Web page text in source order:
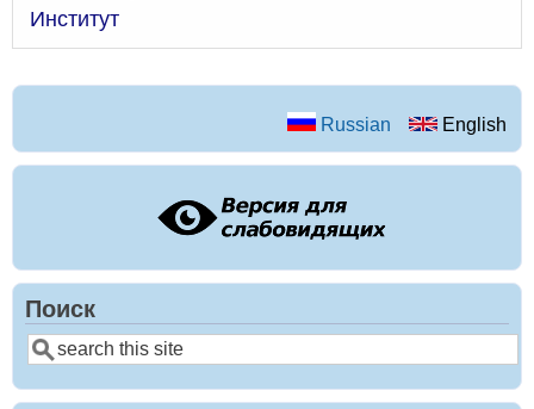
Институт
Russian English
Поиск
Search